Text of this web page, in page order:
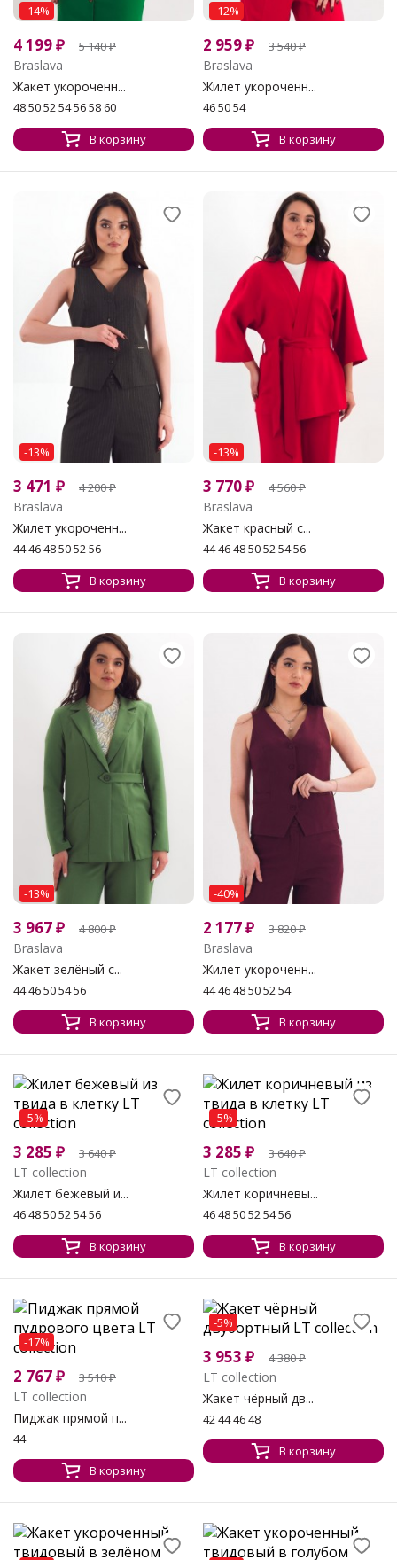
-14%
4 199₽ 5 140₽
Braslava
Жакет укороченн...
48 50 52 54 56 58 60
В корзину
-12%
2 959₽ 3 540₽
Braslava
Жилет укороченн...
46 50 54
В корзину
-13%
3 471 ₽ 4 200₽
Braslava
Жилет укороченн...
44 46 48 50 52 56
В корзину
-13%
3 770₽ 4 560₽
Braslava
Жакет красный с...
44 46 48 50 52 54 56
В корзину
-13%
3 967₽ 4 800₽
Braslava
Жакет зелёный с...
44 46 50 54 56
В корзину
-40%
2 177₽ 3 820₽
Braslava
Жилет укороченн...
44 46 48 50 52 54
В корзину
-5%
3 285 ₽ 3 640₽
LT collection
Жилет бежевый и...
46 48 50 52 54 56
В корзину
-5%
3 285 ₽ 3 640₽
LT collection
Жилет коричневы...
46 48 50 52 54 56
В корзину
-17%
2 767₽ 3 510₽
LT collection
Пиджак прямой п...
44
В корзину
-5%
3 953 ₽ 4 380₽
LT collection
Жакет чёрный дв...
42 44 46 48
В корзину